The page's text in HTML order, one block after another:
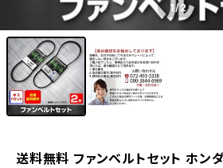
1/2
送料無料 ファンベルトセット ホン